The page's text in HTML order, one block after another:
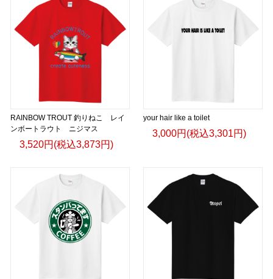
RAINBOW TROUT 釣りねこ レイ
ンボートラウト ニジマス
3,520円(税込3,873円)
your hair like a toilet
3,000円(税込3,301円)